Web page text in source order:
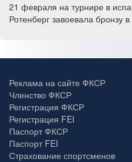
21 февраля на турнире в
Ротенберг завоевала бронзу
Реклама на сайте ФКСР
Членство ФКСР
Регистрация ФКСР
Регистрация FEI
Паспорт ФКСР
Паспорт FEI
Страхование спортсменов